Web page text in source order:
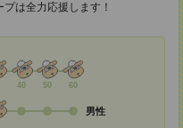
は全力応援します！
40 50 60
男性